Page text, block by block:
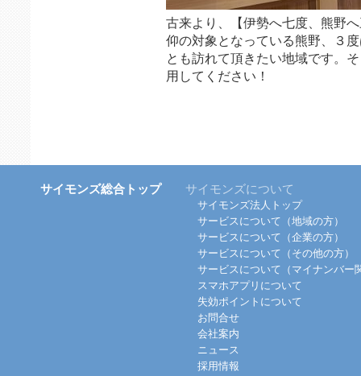
古来より、【伊勢へ七度、熊野
仰の対象となっている熊野、３
とも訪れて頂きたい地域です。
用してください！
サイモンズ総合トップ サイモンズについて
サイモンズ法人トップ
サービスについて（地域の方）
サービスについて（企業の方）
サービスについて（その他の方）
サービスについて（マイナンバー
スマホアプリについて
失効ポイントについて
お問合せ
会社案内
ニュース
採用情報